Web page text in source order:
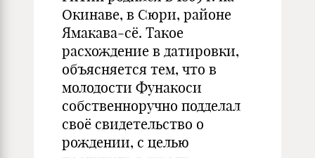
Окинаве, в Сюри, районе
Ямакава-сё. Такое
расхождение в датировки,
объясняется тем, что в
молодости Фунакоси
собственноручно подделал
своё свидетельство о
рождении, с целью